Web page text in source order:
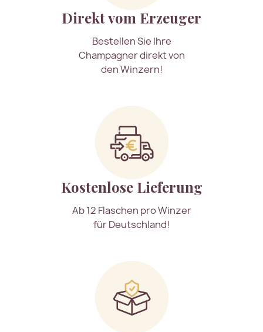
Direkt vom Erzeuger
Bestellen Sie Ihre
Champagner direkt von
den Winzern!
Kostenlose Lieferung
Ab 12 Flaschen pro Winzer
für Deutschland!